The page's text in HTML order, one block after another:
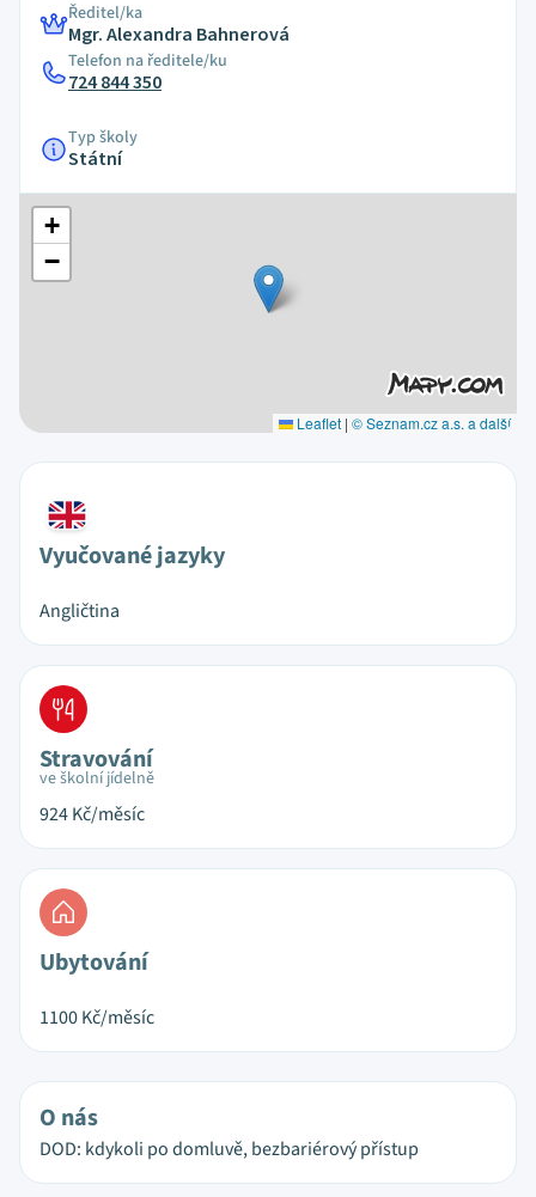
Ředitel/ka
Mgr. Alexandra Bahnerová
Telefon na ředitele/ku
724 844 350
Typ školy
Státní
+
−
Leaflet | © Seznam.cz a.s. a další
Vyučované jazyky
Angličtina
Stravování
ve školní jídelně
924Kč/měsíc
Ubytování
1100Kč/měsíc
O nás
DOD: kdykoli po domluvě, bezbariérový přístup